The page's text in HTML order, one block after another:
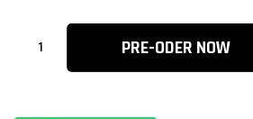
PRE-ODER NOW